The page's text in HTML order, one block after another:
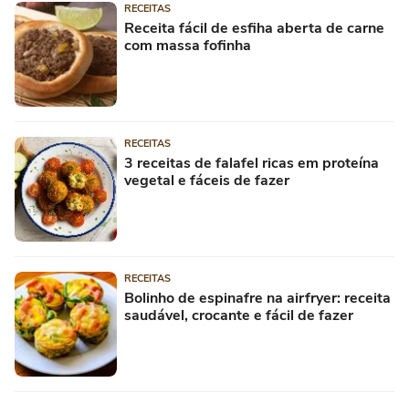
RECEITAS
Receita fácil de esfiha aberta de carne
com massa fofinha
RECEITAS
3 receitas de falafel ricas em proteína
vegetal e fáceis de fazer
RECEITAS
Bolinho de espinafre na airfryer: receita
saudável, crocante e fácil de fazer